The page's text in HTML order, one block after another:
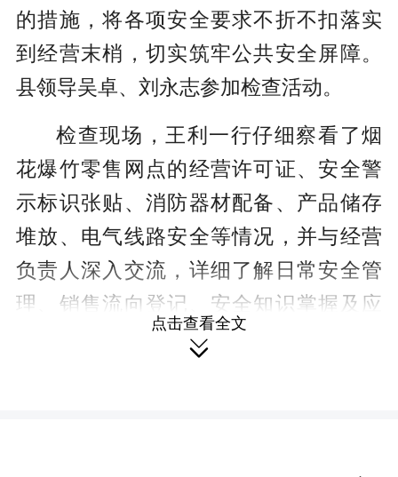
的措施，将各项安全要求不折不扣落实
到经营末梢，切实筑牢公共安全屏障。
县领导吴卓、刘永志参加检查活动。
检查现场，王利一行仔细察看了烟
花爆竹零售网点的经营许可证、安全警
示标识张贴、消防器材配备、产品储存
堆放、电气线路安全等情况，并与经营
负责人深入交流，详细了解日常安全管
理、销售流向登记、安全知识掌握及应
急准备状况。针对检查中发现的安全警
点击查看全文
